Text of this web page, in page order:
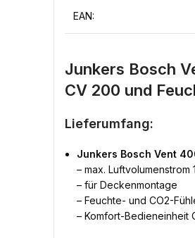
EAN:
Junkers Bosch
CV 200 und
Lieferumfang:
Junkers Bosch Vent
– max. Luftvolumenstrom
– für Deckenmontage
– Feuchte- und CO2-
– Komfort-Bedieneinheit